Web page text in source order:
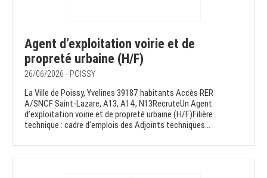
Agent d’exploitation voirie et de
propreté urbaine (H/F)
26/06/2026 - POISSY
La Ville de Poissy, Yvelines 39187 habitants Accès RER
A/SNCF Saint-Lazare, A13, A14, N13RecruteUn Agent
d’exploitation voirie et de propreté urbaine (H/F)Filière
technique : cadre d’emplois des Adjoints techniques...